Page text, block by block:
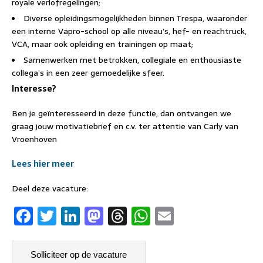
Diverse opleidingsmogelijkheden binnen Trespa, waaronder
een interne Vapro-school op alle niveau’s, hef- en reachtruck,
VCA, maar ook opleiding en trainingen op maat;
Samenwerken met betrokken, collegiale en enthousiaste
collega’s in een zeer gemoedelijke sfeer.
Interesse?
Ben je geïnteresseerd in deze functie, dan ontvangen we
graag jouw motivatiebrief en c.v. ter attentie van Carly van
Vroenhoven
Lees hier meer
Deel deze vacature:
F
a
c
T
w
it
Li
n
k
M
a
st
T
h
W
h